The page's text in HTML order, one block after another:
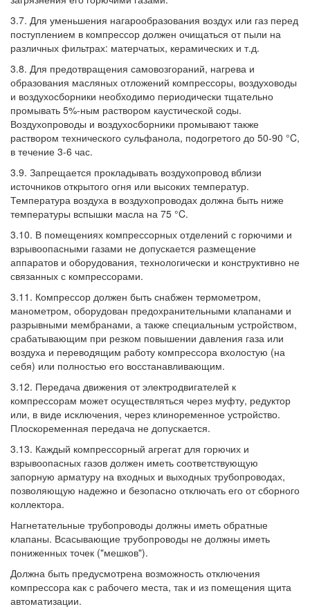
3.7. Для уменьшения нагарообразования воздух или газ перед
поступлением в компрессор должен очищаться от пыли на
различных фильтрах: матерчатых, керамических и т.д.
3.8. Для предотвращения самовозгораний, нагрева и
образования масляных отложений компрессоры, воздуховоды
и воздухосборники необходимо периодически тщательно
промывать 5%-ным раствором каустической соды.
Воздухопроводы и воздухосборники промывают также
раствором технического сульфанола, подогретого до 50-90 °C,
в течение 3-6 час.
3.9. Запрещается прокладывать воздухопровод вблизи
источников открытого огня или высоких температур.
Температура воздуха в воздухопроводах должна быть ниже
температуры вспышки масла на 75 °C.
3.10. В помещениях компрессорных отделений с горючими и
взрывоопасными газами не допускается размещение
аппаратов и оборудования, технологически и конструктивно не
связанных с компрессорами.
3.11. Компрессор должен быть снабжен термометром,
манометром, оборудован предохранительными клапанами и
разрывными мембранами, а также специальным устройством,
срабатывающим при резком повышении давления газа или
воздуха и переводящим работу компрессора вхолостую (на
себя) или полностью его восстанавливающим.
3.12. Передача движения от электродвигателей к
компрессорам может осуществляться через муфту, редуктор
или, в виде исключения, через клиноременное устройство.
Плоскоременная передача не допускается.
3.13. Каждый компрессорный агрегат для горючих и
взрывоопасных газов должен иметь соответствующую
запорную арматуру на входных и выходных трубопроводах,
позволяющую надежно и безопасно отключать его от сборного
коллектора.
Нагнетательные трубопроводы должны иметь обратные
клапаны. Всасывающие трубопроводы не должны иметь
пониженных точек ("мешков").
Должна быть предусмотрена возможность отключения
компрессора как с рабочего места, так и из помещения щита
автоматизации.